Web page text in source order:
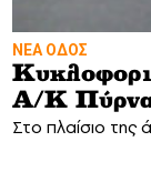
ΝΕΑ ΟΔΟΣ
Α/Κ
Στο πλαίσιο της